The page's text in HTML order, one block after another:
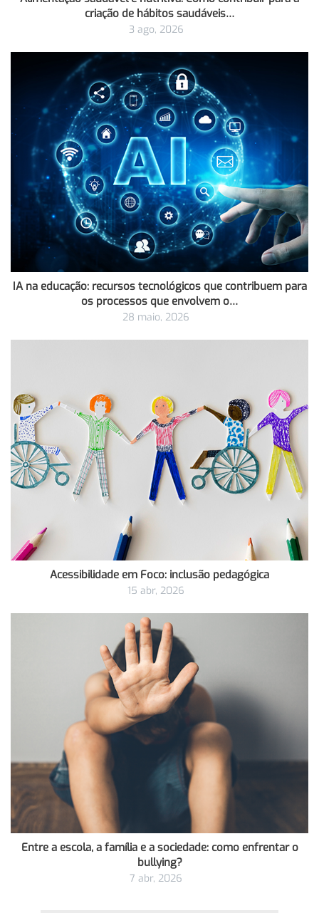
criação de hábitos saudáveis…
3 ago, 2026
IA na educação: recursos tecnológicos que contribuem para
os processos que envolvem o…
28 maio, 2026
Acessibilidade em Foco: inclusão pedagógica
15 abr, 2026
Entre a escola, a família e a sociedade: como enfrentar o
bullying?
7 abr, 2026